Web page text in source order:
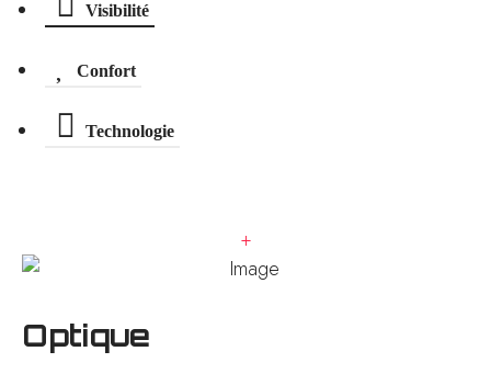
Visibilité
Confort
Technologie
+
Optique